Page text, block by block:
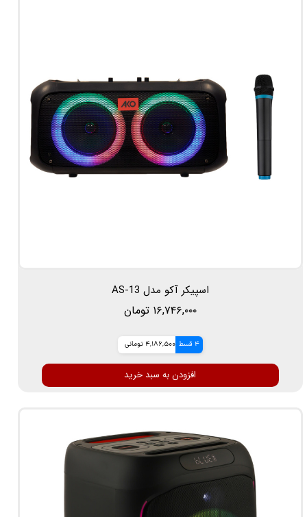
اسپیکر آکو مدل AS-13
۱۶,۷۴۶,۰۰۰ تومان
4 قسط 4,186,500 تومانی
افزودن به سبد خرید